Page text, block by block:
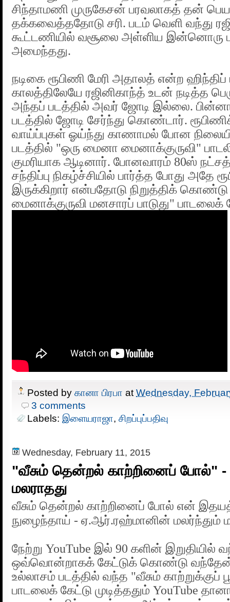
சிந்தாமணி முருகேசன் பரவலாகத் தன்
தக்கவைத்ததோடு சரி. படம் வெளி வந்து
கூட்டணியில் வசூலை அள்ளிய இன்னொரு
அமைந்தது.
நடிகை ரூபிணி மேரி அதாலத் என்ற ஹிந்திப்
காலத்திலேயே ரஜினிகாந்த் உடன் நடித்த
அந்தப் படத்தில் அவர் ஜோடி இல்லை.
படத்தில் ஜோடி சேர்ந்து கொண்டார்.
வாய்ப்புகள் ஓய்ந்து காணாமல் போன
படத்தில் "ஒரு மைனா மைனாக்குருவி"
குமரியாக ஆடினார். போனவாரம் 80ஸ்
சந்திப்பு நிகழ்ச்சியில் பார்த்த போது அதே
இருக்கிறார் என்பதோடு நிறுத்திக்
மைனாக்குருவி மனசாரப் பாடுது"
Posted by கானா பிரபா at Wednesday,
3 comments
Labels: இளையராஜா, சிறப்புப்பதிவு
Wednesday, February 11, 2015
"வீசும் தென்றல் காற்றினைப் போல்" -
மலராதது
வீசும் தென்றல் காற்றினைப் போல் என்
நுழைந்தாய் - ஏ.ஆர்.ரஹ்மானின் மலர்ந்தும்
நேற்று YouTube இல் 90 களின்
ஒவ்வொன்றாகக் கேட்டுக் கொண்டு
உல்லாசம் படத்தில் வந்த "வீசும் காற்றுக்குப்
பாடலைக் கேட்டு முடித்ததும் YouTube